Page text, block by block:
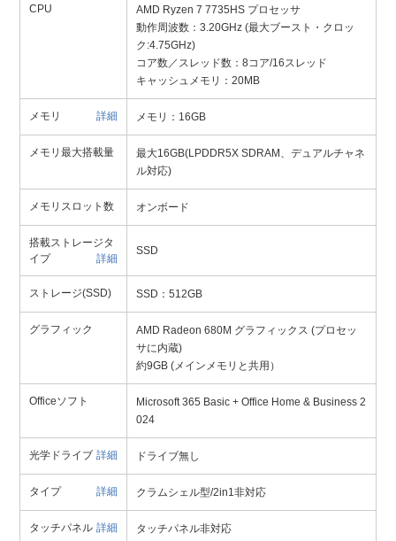
CPU
AMD Ryzen 7 7735HS プロセッサ
動作周波数：3.20GHz (最大ブースト・クロッ
ク:4.75GHz)
コア数／スレッド数：8コア/16スレッド
キャッシュメモリ：20MB
メモリ 詳細 メモリ：16GB
メモリ最大搭載量
最大16GB(LPDDR5X SDRAM、デュアルチャネ
ル対応)
メモリスロット数 オンボード
搭載ストレージタ
イプ
詳細
SSD
ストレージ(SSD) SSD：512GB
グラフィック
AMD Radeon 680M グラフィックス (プロセッ
サに内蔵)
約9GB (メインメモリと共用）
Officeソフト
Microsoft 365 Basic + Office Home & Business 2
024
光学ドライブ 詳細 ドライブ無し
タイプ 詳細 クラムシェル型/2in1非対応
タッチパネル 詳細 タッチパネル非対応